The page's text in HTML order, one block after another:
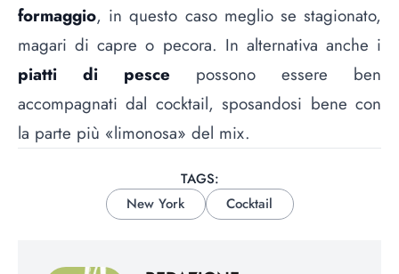
formaggio, in questo caso meglio se stagionato,
magari di capre o pecora. In alternativa anche i
piatti di pesce possono essere ben
accompagnati dal cocktail, sposandosi bene con
la parte più «limonosa» del mix.
TAGS:
New York
Cocktail